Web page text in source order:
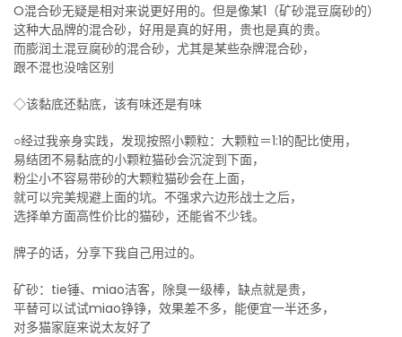
O混合砂无疑是相对来说更好用的。但是像某1（矿砂混豆腐砂的）
这种大品牌的混合砂，好用是真的好用，贵也是真的贵。
而膨润土混豆腐砂的混合砂，尤其是某些杂牌混合砂，
跟不混也没啥区别
◇该黏底还黏底，该有味还是有味
○经过我亲身实践，发现按照小颗粒：大颗粒＝1:1的配比使用，
易结团不易黏底的小颗粒猫砂会沉淀到下面，
粉尘小不容易带砂的大颗粒猫砂会在上面，
就可以完美规避上面的坑。不强求六边形战士之后，
选择单方面高性价比的猫砂，还能省不少钱。
牌子的话，分享下我自己用过的。
矿砂：tie锤、miao洁客，除臭一级棒，缺点就是贵，
平替可以试试miao铮铮，效果差不多，能便宜一半还多，
对多猫家庭来说太友好了